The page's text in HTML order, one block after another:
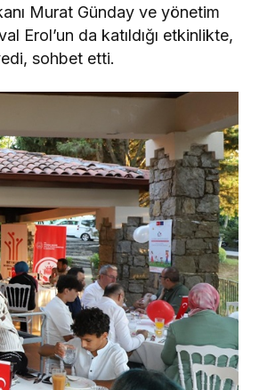
Murat Günday ve yönetim
Erol’un da katıldığı etkinlikte,
sohbet etti.